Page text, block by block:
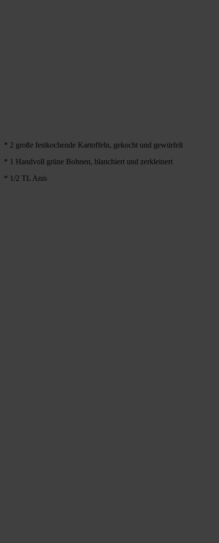
* 2 große festkochende Kartoffeln, gekocht und gewürfelt
* 1 Handvoll grüne Bohnen, blanchiert und zerkleinert
* 1/2 TL Anis